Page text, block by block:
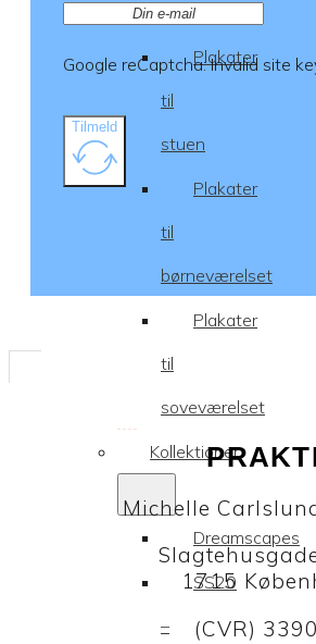
Rammer
Plakater
til
stuen
Plakater
til
børneværelset
Plakater
til
soveværelset
Kollektioner
Dreamscapes
SS20
–
Google reCaptcha: Invalid site
Tilmeld
Michelle
1715
(CVR)